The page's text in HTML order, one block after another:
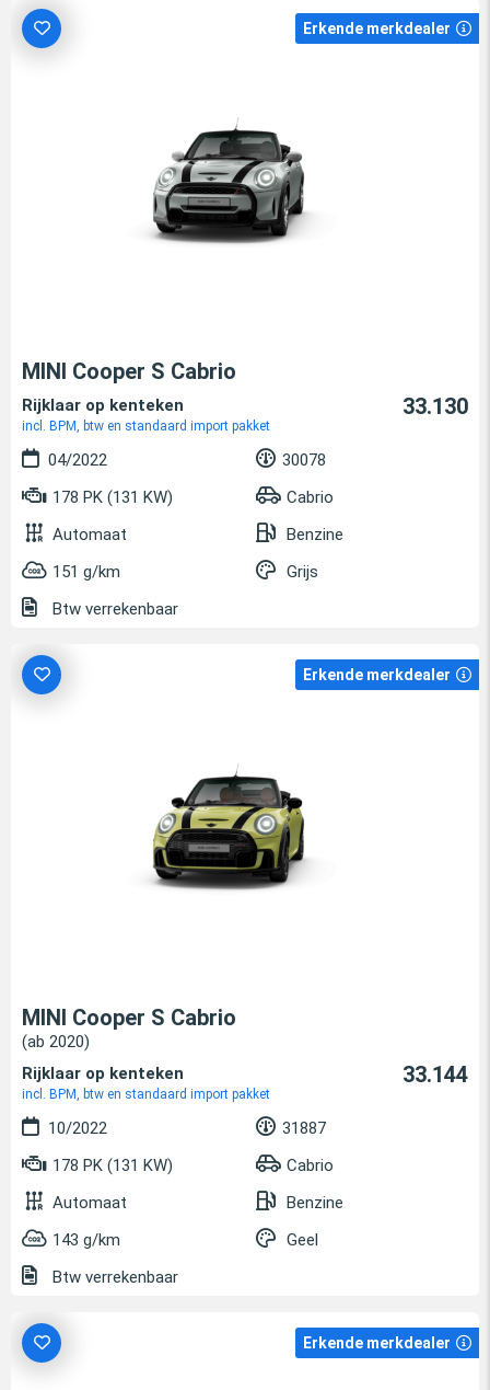
Erkende merkdealer
MINI Cooper S Cabrio
Rijklaar op kenteken
incl. BPM, btw en standaard import pakket
33.130
04/2022
30078
178 PK (131 KW)
Cabrio
Automaat
Benzine
151 g/km
Grijs
Btw verrekenbaar
Erkende merkdealer
MINI Cooper S Cabrio
(ab 2020)
Rijklaar op kenteken
incl. BPM, btw en standaard import pakket
33.144
10/2022
31887
178 PK (131 KW)
Cabrio
Automaat
Benzine
143 g/km
Geel
Btw verrekenbaar
Erkende merkdealer